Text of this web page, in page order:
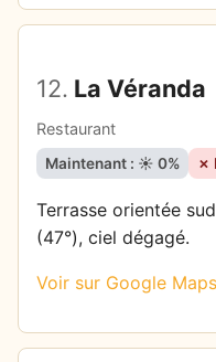
12. La Véranda
Restaurant
Maintenant : ☀️ 0% ✗
Terrasse orientée
(47°), ciel dégagé.
Voir sur Google Maps